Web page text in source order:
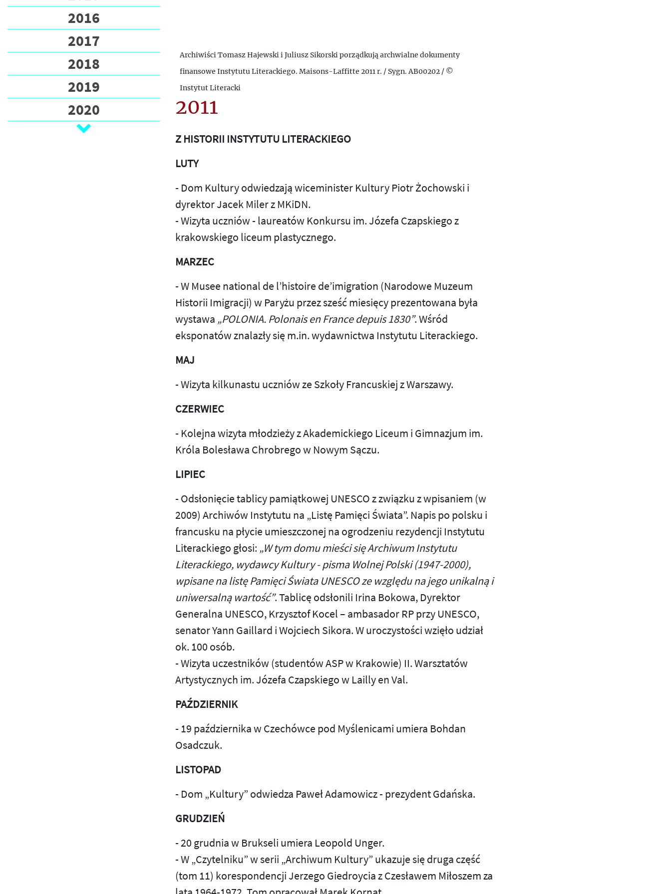
2016
2017
2018
2019
2020
2021
Archiwiści Tomasz Hajewski i Juliusz Sikorski porządkują archwialne dokumenty
finansowe Instytutu Literackiego. Maisons-Laffitte 2011 r. / Sygn. AB00202 / ©
Instytut Literacki
2011
Z HISTORII INSTYTUTU LITERACKIEGO
LUTY
- Dom Kultury odwiedzają wiceminister Kultury Piotr Żochowski i
dyrektor Jacek Miler z MKiDN.
- Wizyta uczniów - laureatów Konkursu im. Józefa Czapskiego z
krakowskiego liceum plastycznego.
MARZEC
- W Musee national de l’histoire de’imigration (Narodowe Muzeum
Historii Imigracji) w Paryżu przez sześć miesięcy prezentowana była
wystawa „POLONIA. Polonais en France depuis 1830”. Wśród
eksponatów znalazły się m.in. wydawnictwa Instytutu Literackiego.
MAJ
- Wizyta kilkunastu uczniów ze Szkoły Francuskiej z Warszawy.
CZERWIEC
- Kolejna wizyta młodzieży z Akademickiego Liceum i Gimnazjum im.
Króla Bolesława Chrobrego w Nowym Sączu.
LIPIEC
- Odsłonięcie tablicy pamiątkowej UNESCO z związku z wpisaniem (w
2009) Archiwów Instytutu na „Listę Pamięci Świata”. Napis po polsku i
francusku na płycie umieszczonej na ogrodzeniu rezydencji Instytutu
Literackiego głosi: „W tym domu mieści się Archiwum Instytutu
Literackiego, wydawcy Kultury - pisma Wolnej Polski (1947-2000),
wpisane na listę Pamięci Świata UNESCO ze względu na jego unikalną i
uniwersalną wartość”. Tablicę odsłonili Irina Bokowa, Dyrektor
Generalna UNESCO, Krzysztof Kocel – ambasador RP przy UNESCO,
senator Yann Gaillard i Wojciech Sikora. W uroczystości wzięło udział
ok. 100 osób.
- Wizyta uczestników (studentów ASP w Krakowie) II. Warsztatów
Artystycznych im. Józefa Czapskiego w Lailly en Val.
PAŹDZIERNIK
- 19 października w Czechówce pod Myślenicami umiera Bohdan
Osadczuk.
LISTOPAD
- Dom „Kultury” odwiedza Paweł Adamowicz - prezydent Gdańska.
GRUDZIEŃ
- 20 grudnia w Brukseli umiera Leopold Unger.
- W „Czytelniku” w serii „Archiwum Kultury” ukazuje się druga część
(tom 11) korespondencji Jerzego Giedroycia z Czesławem Miłoszem za